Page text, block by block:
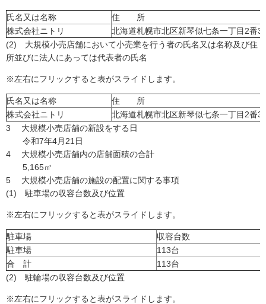
氏名又は名称
住 所
株式会社ニトリ
北海道札幌市北区新琴似七条一丁目2番
(2) 大規模小売店舗において小売業を行う者の氏名又は名称及び住
所並びに法人にあっては代表者の氏名
※左右にフリックすると表がスライドします。
氏名又は名称
住 所
株式会社ニトリ
北海道札幌市北区新琴似七条一丁目2番
3 大規模小売店舗の新設をする日
令和7年4月21日
4 大規模小売店舗内の店舗面積の合計
5,165㎡
5 大規模小売店舗の施設の配置に関する事項
(1) 駐車場の収容台数及び位置
※左右にフリックすると表がスライドします。
駐車場
収容台数
駐車場
113台
合 計
113台
(2) 駐輪場の収容台数及び位置
※左右にフリックすると表がスライドします。